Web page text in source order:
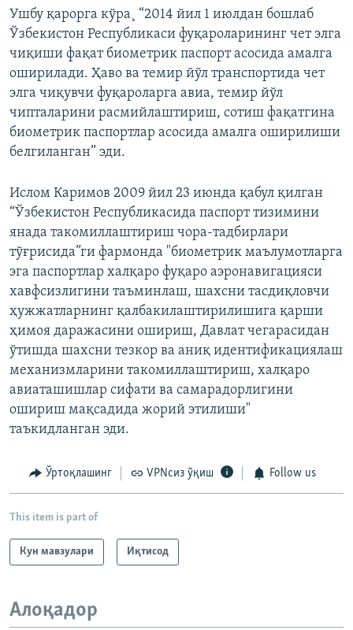
Ушбу қарорга кўра¸ “2014 йил 1 июлдан бошлаб
Ўзбекистон Республикаси фуқароларининг чет элга
чиқиши фақат биометрик паспорт асосида амалга
оширилади. Ҳаво ва темир йўл транспортида чет
элга чиқувчи фуқароларга авиа, темир йўл
чипталарини расмийлаштириш, сотиш фақатгина
биометрик паспортлар асосида амалга оширилиши
белгиланган” эди.
Ислом Каримов 2009 йил 23 июнда қабул қилган
“Ўзбекистон Республикасида паспорт тизимини
янада такомиллаштириш чора-тадбирлари
тўғрисида”ги фармонда "биометрик маълумотларга
эга паспортлар халқаро фуқаро аэронавигацияси
хавфсизлигини таъминлаш, шахсни тасдиқловчи
ҳужжатларнинг қалбакилаштирилишига қарши
ҳимоя даражасини ошириш, Давлат чегарасидан
ўтишда шахсни тезкор ва аниқ идентификациялаш
механизмларини такомиллаштириш, халқаро
авиаташишлар сифати ва самарадорлигини
ошириш мақсадида жорий этилиши"
таъкидланган эди.
Ўртоқлашинг VPNсиз ўқиш Follow us
This item is part of
Кун мавзулари Иқтисод
Алоқадор